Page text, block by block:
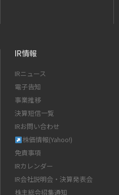
IR情報
IRニュース
電子告知
事業推移
決算短信一覧
IRお問い合わせ
株価情報(Yahoo!)
免責事項
IRカレンダー
IR会社説明会・決算発表会
株主総会招集通知